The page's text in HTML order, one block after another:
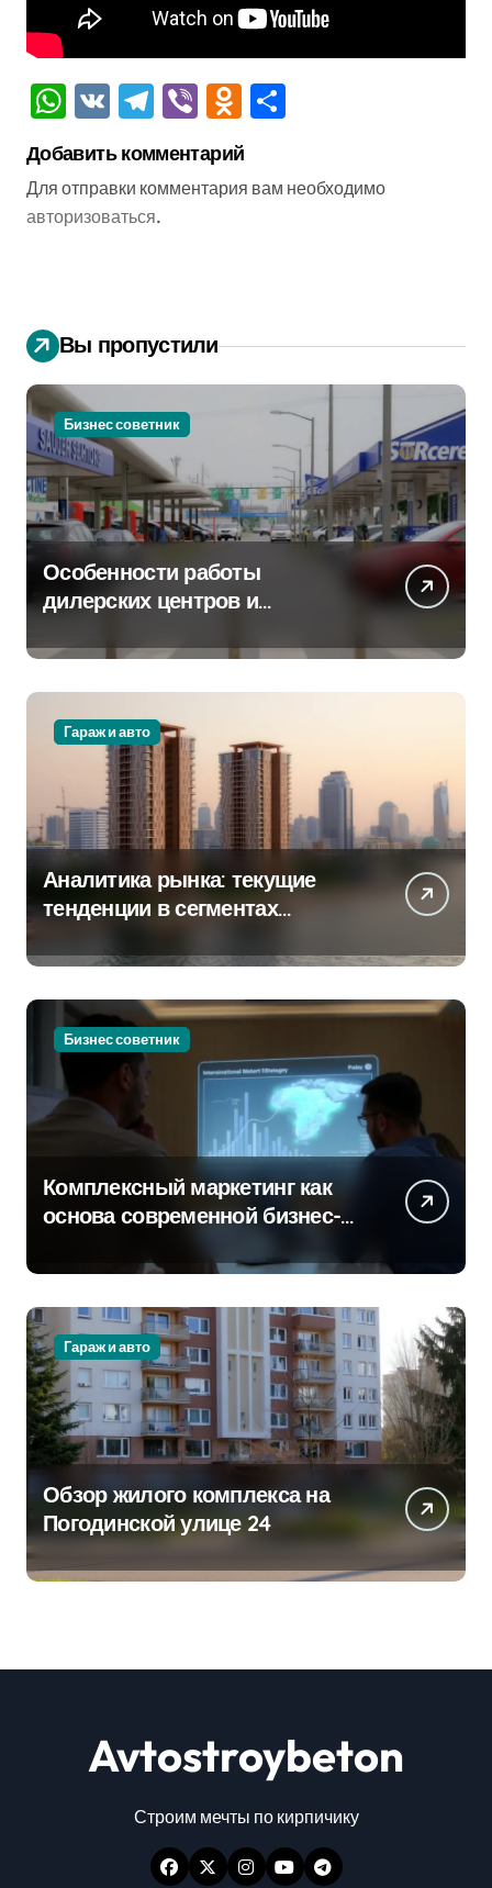
WhatsApp
VK Telegram
ViberOdnoklassniki
Добавить комментарий
Для отправки комментария вам необходимо
авторизоваться.
Вы пропустили
Бизнес советник
Особенности работы
дилерских центров и
крупных проспектах
Гараж и авто
Аналитика рынка: текущие
тенденции в сегментах
Бизнес советник
Комплексный маркетинг как
основа современной бизнес-
Гараж и авто
Обзор жилого комплекса на
Погодинской улице 24
Avtostroybeton
Строим мечты по кирпичику